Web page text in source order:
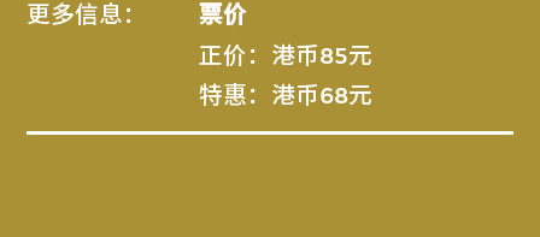
更多信息： 票价
正价：港币85元
特惠：港币68元